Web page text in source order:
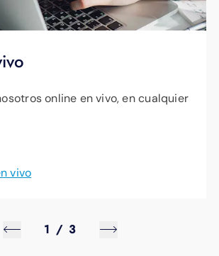
la gran demanda.Regístrese para
los primeros en enterarse de los
online en vivo, en cualquier
vivo
1 / 3